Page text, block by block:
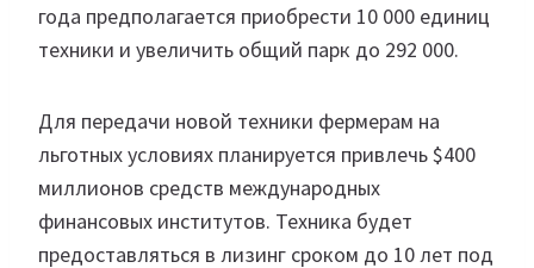
года предполагается приобрести 10 000 единиц
техники и увеличить общий парк до 292 000.
Для передачи новой техники фермерам на
льготных условиях планируется привлечь $400
миллионов средств международных
финансовых институтов. Техника будет
предоставляться в лизинг сроком до 10 лет под